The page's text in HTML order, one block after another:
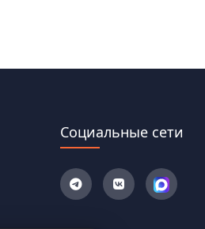
Социальные сети